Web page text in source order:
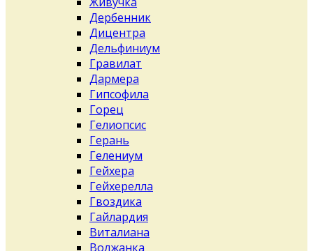
Дербенник
Дицентра
Дельфиниум
Гравилат
Дармера
Гипсофила
Горец
Гелиопсис
Герань
Гелениум
Гейхера
Гейхерелла
Гвоздика
Гайлардия
Виталиана
Волжанка